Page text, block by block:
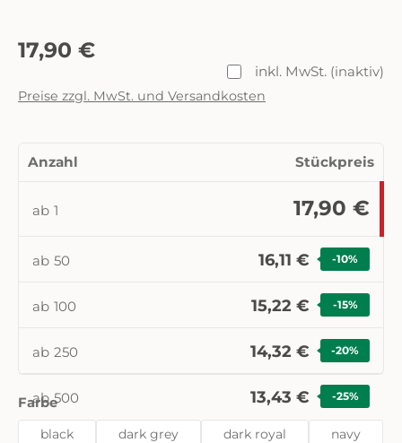
17,90 €
inkl. MwSt. (inaktiv)
Preise zzgl. MwSt. und Versandkosten
Anzahl Stückpreis
ab 1 17,90 €
ab 50 16,11 € -10%
ab 100 15,22 € -15%
ab 250 14,32 € -20%
ab 500 13,43 € -25%
Farbeauswählen
black
dark grey dark royal
navy